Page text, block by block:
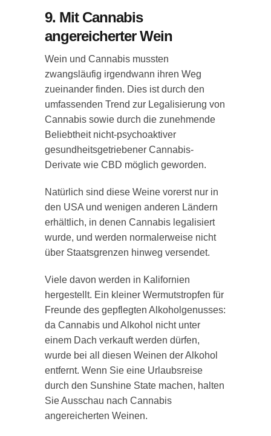
9. Mit Cannabis
angereicherter Wein
Wein und Cannabis mussten
zwangsläufig irgendwann ihren Weg
zueinander finden. Dies ist durch den
umfassenden Trend zur Legalisierung von
Cannabis sowie durch die zunehmende
Beliebtheit nicht-psychoaktiver
gesundheitsgetriebener Cannabis-
Derivate wie CBD möglich geworden.
Natürlich sind diese Weine vorerst nur in
den USA und wenigen anderen Ländern
erhältlich, in denen Cannabis legalisiert
wurde, und werden normalerweise nicht
über Staatsgrenzen hinweg versendet.
Viele davon werden in Kalifornien
hergestellt. Ein kleiner Wermutstropfen für
Freunde des gepflegten Alkoholgenusses:
da Cannabis und Alkohol nicht unter
einem Dach verkauft werden dürfen,
wurde bei all diesen Weinen der Alkohol
entfernt. Wenn Sie eine Urlaubsreise
durch den Sunshine State machen, halten
Sie Ausschau nach Cannabis
angereicherten Weinen.